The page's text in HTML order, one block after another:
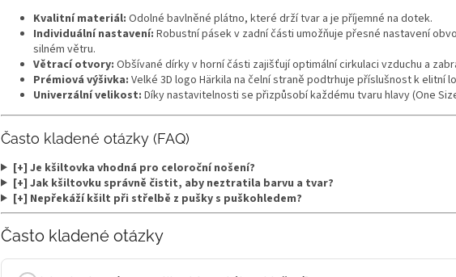
Kvalitní materiál: Odolné bavlněné plátno, které drží tvar a je příjemné na dotek.
Individuální nastavení: Robustní pásek v zadní části umožňuje přesné nastavení
silném větru.
Větrací otvory: Obšívané dírky v horní části zajišťují optimální cirkulaci vzduchu a
Prémiová výšivka: Velké 3D logo Härkila na čelní straně podtrhuje příslušnost k elitní
Univerzální velikost: Díky nastavitelnosti se přizpůsobí každému tvaru hlavy (One
Často kladené otázky (FAQ)
[+] Je kšiltovka vhodná pro celoroční nošení?
[+] Jak kšiltovku správně čistit, aby neztratila barvu a tvar?
[+] Nepřekáží kšilt při střelbě z pušky s puškohledem?
Často kladené otázky